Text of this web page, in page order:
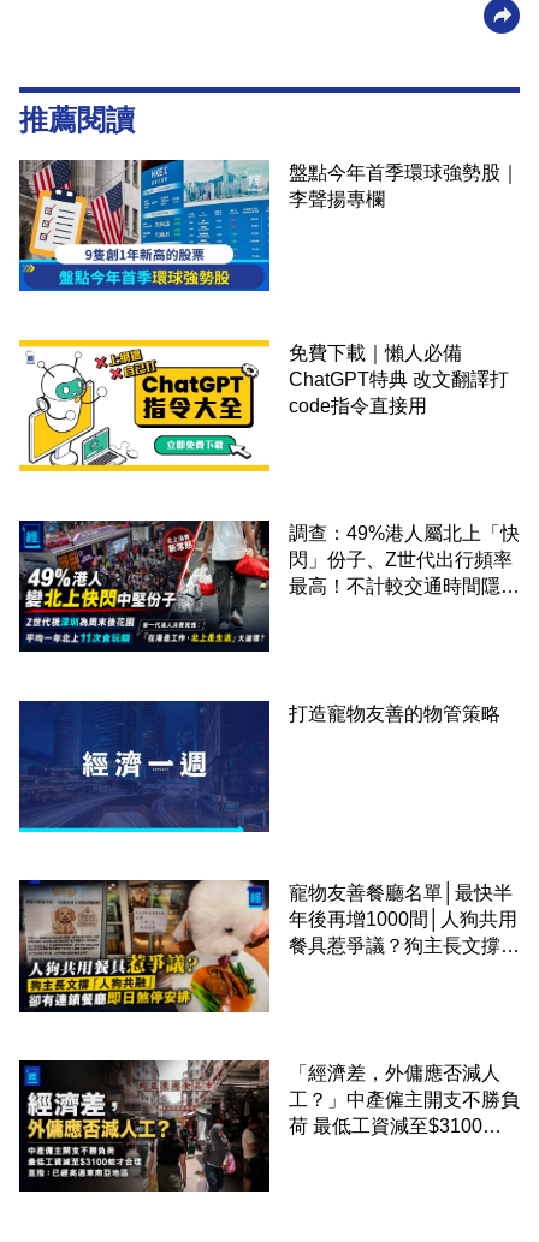
推薦閱讀
盤點今年首季環球強勢股｜
李聲揚專欄
免費下載｜懶人必備
ChatGPT特典 改文翻譯打
code指令直接用
調查：49%港人屬北上「快
閃」份子、Z世代出行頻率
最高！不計較交通時間隱形
打造寵物友善的物管策略
寵物友善餐廳名單│最快半
年後再增1000間│人狗共用
餐具惹爭議？狗主長文撐
「經濟差，外傭應否減人
工？」中產僱主開支不勝負
荷 最低工資減至$3100蚊